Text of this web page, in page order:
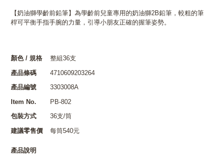
【奶油獅學齡前鉛筆】為學齡前兒童專用的奶油獅2B鉛筆，較粗的筆
桿可平衡手指手腕的力量，引導小朋友正確的握筆姿勢。
顏色 / 規格
整組36支
產品條碼
4710609203264
產品編號
3303008A
Item No.
PB-802
包裝方式
36支/筒
建議零售價
每筒540元
產品說明